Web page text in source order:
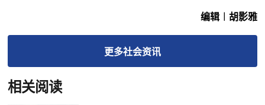
编辑︱胡影雅
更多社会资讯
相关阅读